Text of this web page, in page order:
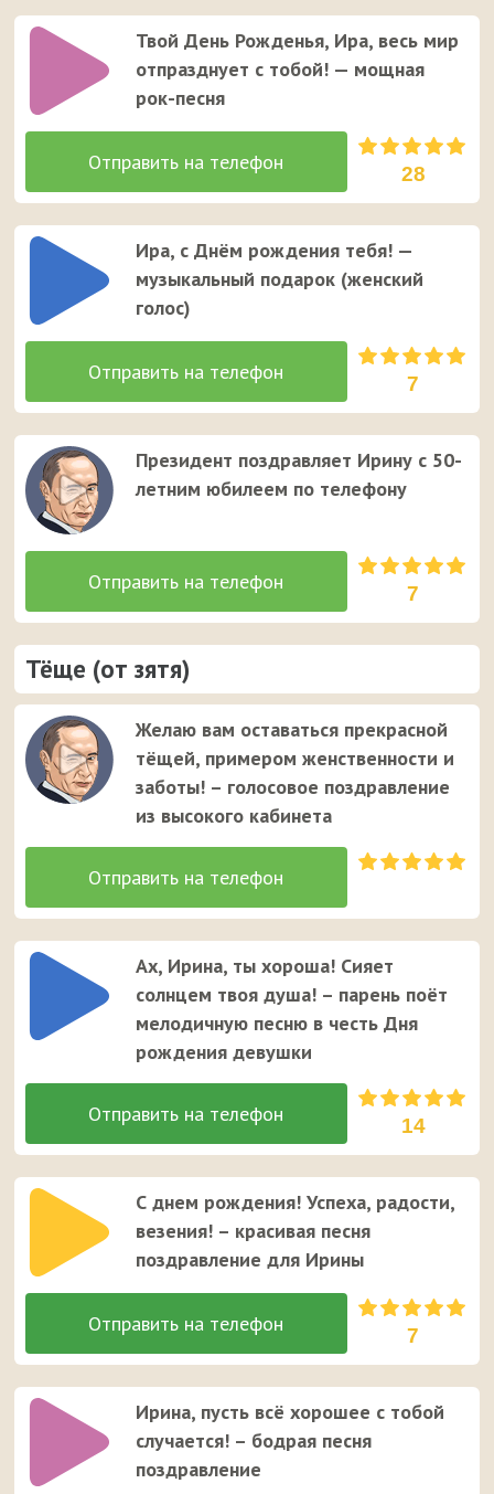
Твой День Рожденья, Ира, весь мир
отпразднует с тобой! — мощная
рок-песня
28
Ира, с Днём рождения тебя! —
музыкальный подарок (женский
голос)
7
Президент поздравляет Ирину с 50-
летним юбилеем по телефону
7
Тёще (от зятя)
Желаю вам оставаться прекрасной
тёщей, примером женственности и
заботы! – голосовое поздравление
из высокого кабинета
Ах, Ирина, ты хороша! Сияет
солнцем твоя душа! – парень поёт
мелодичную песню в честь Дня
рождения девушки
14
С днем рождения! Успеха, радости,
везения! – красивая песня
поздравление для Ирины
7
Ирина, пусть всё хорошее с тобой
случается! – бодрая песня
поздравление